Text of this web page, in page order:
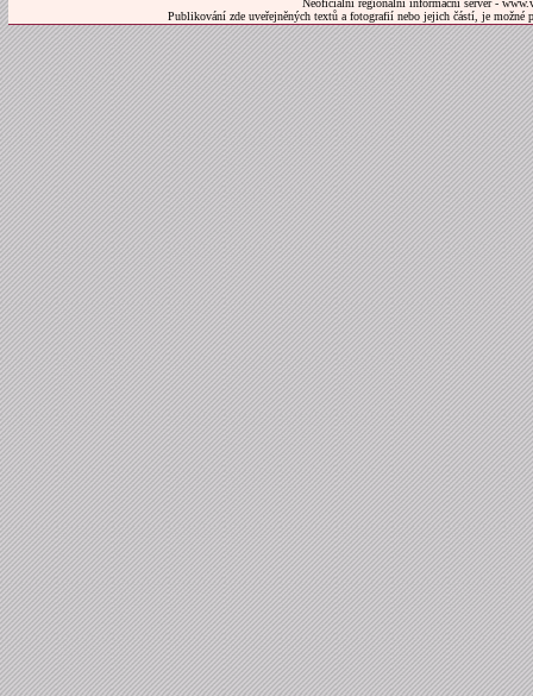
Neoficiální regionální informační server -
Publikování zde uveřejněných textů a fotografií nebo jejich částí, je možné